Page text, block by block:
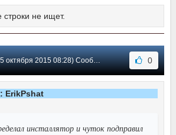
строки не ищет.
2015 08:28) Сообщение #11 0
ErikPshat
инсталлятор и чуток подправил